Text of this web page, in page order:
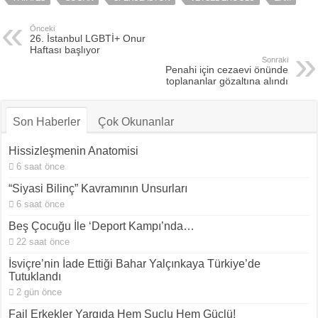
Önceki
26. İstanbul LGBTİ+ Onur
Haftası başlıyor
Sonraki
Penahi için cezaevi önünde
toplananlar gözaltına alındı
Son Haberler Çok Okunanlar
Hissizleşmenin Anatomisi
6 saat önce
“Siyasi Bilinç” Kavramının Unsurları
6 saat önce
Beş Çocuğu İle ‘Deport Kampı’nda…
22 saat önce
İsviçre’nin İade Ettiği Bahar Yalçınkaya Türkiye’de
Tutuklandı
2 gün önce
Fail Erkekler Yargıda Hem Suçlu Hem Güçlü!